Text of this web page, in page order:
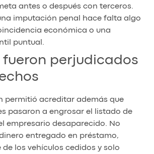
antes o después con terceros.
imputación penal hace falta algo
económica o una
puntual.
fueron perjudicados
permitió acreditar además que
pasaron a engrosar el listado de
empresario desaparecido. No
entregado en préstamo,
los vehículos cedidos y solo